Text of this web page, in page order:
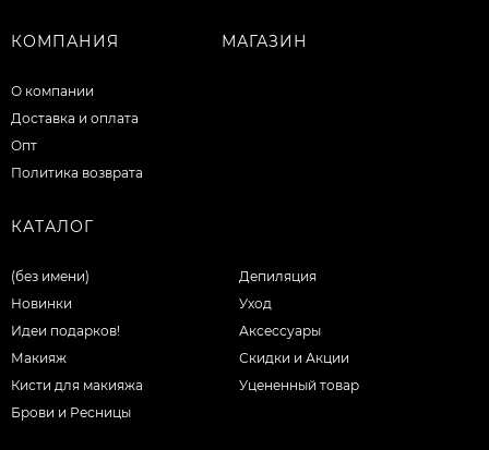
КОМПАНИЯ
О компании
Доставка и оплата
Опт
Политика возврата
МАГАЗИН
КАТАЛОГ
(без имени)
Новинки
Идеи подарков!
Макияж
Кисти для макияжа
Брови и Ресницы
Депиляция
Уход
Аксессуары
Скидки и Акции
Уцененный товар